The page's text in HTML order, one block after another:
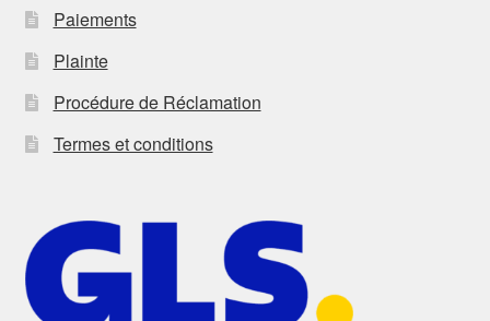
Paiements
Plainte
Procédure de Réclamation
Termes et conditions